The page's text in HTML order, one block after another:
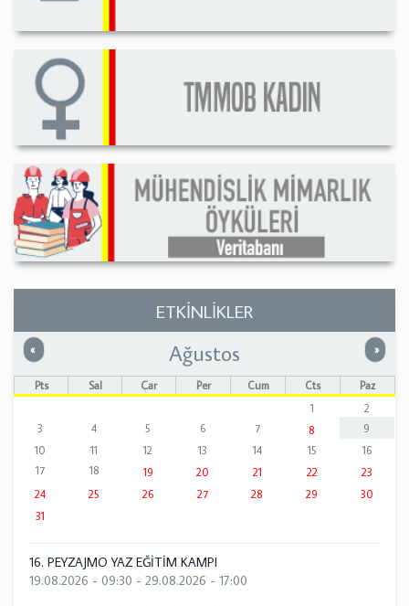
ETKİNLİKLER
« Önceki »
Ağustos
Pts Sal Çar Per Cum Cts
Paz
1
2
3
4 5 6 7 8
9
10
11 12 13 14 15
16
17
18 19 20 21 22
23
24
25 26 27 28 29
30
31
16. PEYZAJMO YAZ EĞİTİM KAMPI
19.08.2026 - 09:30 - 29.08.2026 - 17:00